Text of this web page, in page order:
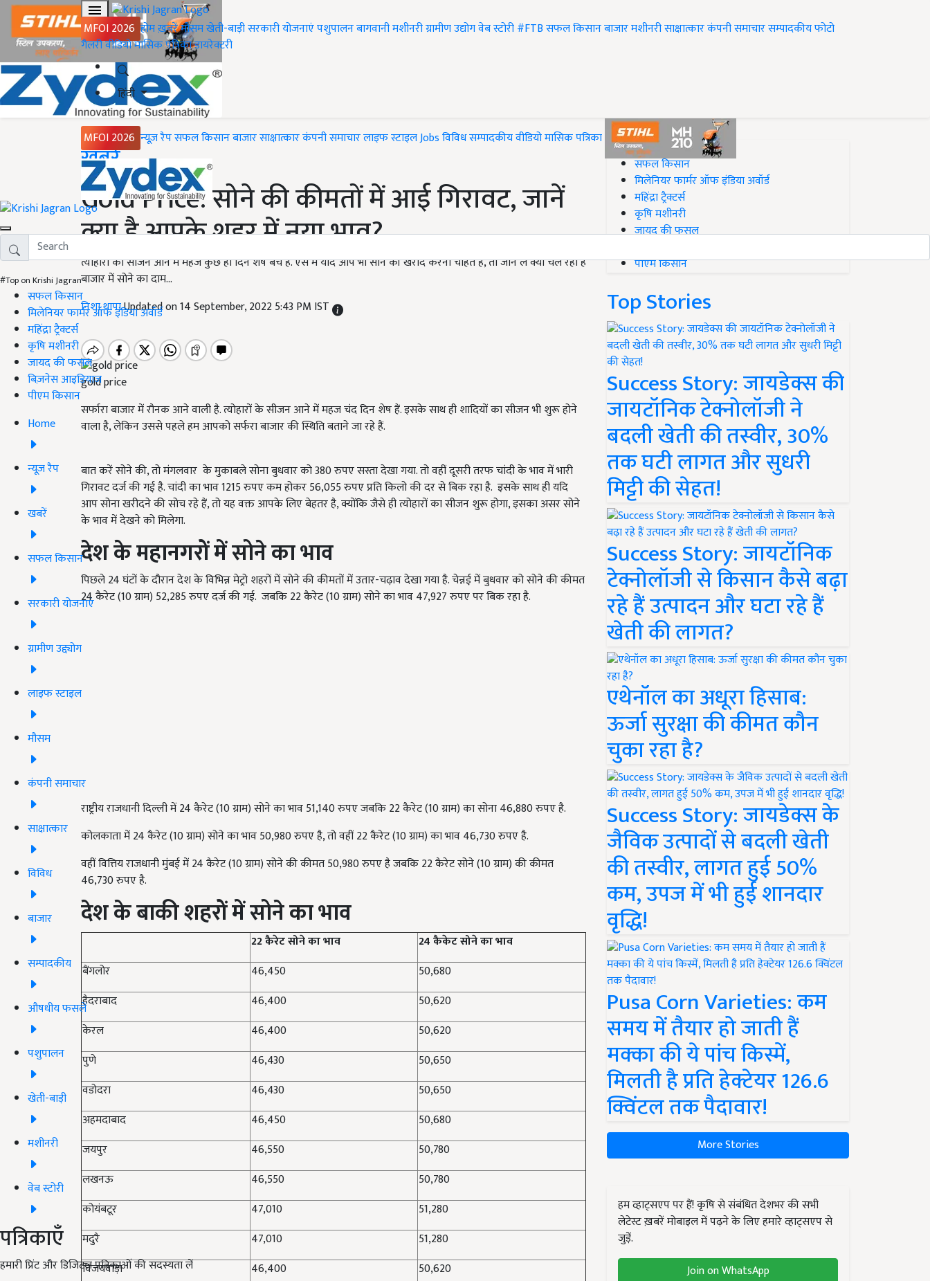
MFOI 2026 होमख़बरेंमौसमखेती-बाड़ीसरकारी योजनाएंपशुपालनबागवानीमशीनरीग्रामीण उद्योगवेब स्टोरी#FTBसफल किसानबाजारमशीनरीसाक्षात्कारकंपनी समाचारसम्पादकीयफोटो
गैलरीवीडियोमासिक पत्रिकाडायरेक्टरी
हिंदी
MFOI 2026 न्यूज़ रैपसफल किसानबाजारसाक्षात्कारकंपनी समाचारलाइफ स्टाइलJobsविविधसम्पादकीयवीडियोमासिक पत्रिका
#Top on Krishi Jagran
सफल किसान
मिलेनियर फार्मर ऑफ इंडिया अवॉर्ड
महिंद्रा ट्रैक्टर्स
कृषि मशीनरी
जायद की फसल
बिज़नेस आइडियाज
पीएम किसान
Home
न्यूज़ रैप
खबरें
सफल किसान
सरकारी योजनाएं
ग्रामीण उद्द्योग
लाइफ स्टाइल
मौसम
कंपनी समाचार
साक्षात्कार
विविध
बाजार
सम्पादकीय
औषधीय फसलें
पशुपालन
खेती-बाड़ी
मशीनरी
वेब स्टोरी
पत्रिकाएँ
हमारी प्रिंट और डिजिटल पत्रिकाओं की सदस्यता लें
Home
ख़बरें
Gold Price: सोने की कीमतों में आई गिरावट, जानें
क्या है आपके शहर में नया भाव?
त्योहारों का सीजन आने में महज कुछ ही दिन शेष बचे हैं. ऐसे में यदि आप भी सोने की खरीद करना चाहते हैं, तो जान लें क्या चल रहा है
बाजार में सोने का दाम...
निशा थापाUpdated on 14 September, 2022 5:43 PM IST
gold price
सर्फारा बाजार में रौनक आने वाली है. त्योहारों के सीजन आने में महज चंद दिन शेष हैं. इसके साथ ही शादियों का सीजन भी शुरू होने
वाला है, लेकिन उससे पहले हम आपको सर्फरा बाजार की स्थिति बताने जा रहे हैं.
बात करें सोने की, तो मंगलवार के मुकाबले सोना बुधवार को 380 रुपए सस्ता देखा गया. तो वहीं दूसरी तरफ चांदी के भाव में भारी
गिरावट दर्ज की गई है. चांदी का भाव 1215 रुपए कम होकर 56,055 रुपए प्रति किलो की दर से बिक रहा है. इसके साथ ही यदि
आप सोना खरीदने की सोच रहे हैं, तो यह वक्त आपके लिए बेहतर है, क्योंकि जैसे ही त्योहारों का सीजन शुरू होगा, इसका असर सोने
के भाव में देखने को मिलेगा.
देश के महानगरों में सोने का भाव
पिछले 24 घंटों के दौरान देश के विभिन्न मेट्रो शहरों में सोने की कीमतों में उतार-चढ़ाव देखा गया है. चेन्नई में बुधवार को सोने की कीमत
24 कैरेट (10 ग्राम) 52,285 रुपए दर्ज की गई. जबकि 22 कैरेट (10 ग्राम) सोने का भाव 47,927 रुपए पर बिक रहा है.
राष्ट्रीय राजधानी दिल्ली में 24 कैरेट (10 ग्राम) सोने का भाव 51,140 रुपए जबकि 22 कैरेट (10 ग्राम) का सोना 46,880 रुपए है.
कोलकाता में 24 कैरेट (10 ग्राम) सोने का भाव 50,980 रुपए है, तो वहीं 22 कैरेट (10 ग्राम) का भाव 46,730 रुपए है.
वहीं वित्तिय राजधानी मुंबई में 24 कैरेट (10 ग्राम) सोने की कीमत 50,980 रुपए है जबकि 22 कैरेट सोने (10 ग्राम) की कीमत
46,730 रुपए है.
देश के बाकी शहरों में सोने का भाव
22 कैरेटसोने का भाव
24 कैकेट सोने का भाव
बैंगलोर
46,450
50,680
हैदराबाद
46,400
50,620
केरल
46,400
50,620
पुणे
46,430
50,650
वडोदरा
46,430
50,650
अहमदाबाद
46,450
50,680
जयपुर
46,550
50,780
लखनऊ
46,550
50,780
कोयंबटूर
47,010
51,280
मदुरै
47,010
51,280
विजयवाड़ा
46,400
50,620
#Top on Krishi Jagran
सफल किसान
मिलेनियर फार्मर ऑफ इंडिया अवॉर्ड
महिंद्रा ट्रैक्टर्स
कृषि मशीनरी
जायद की फसल
पीएम किसान
Top Stories
Success Story: जायडेक्स की
जायटॉनिक टेक्नोलॉजी ने
बदली खेती की तस्वीर, 30%
तक घटी लागत और सुधरी
मिट्टी की सेहत!
Success Story: जायटॉनिक
टेक्नोलॉजी से किसान कैसे बढ़ा
रहे हैं उत्पादन और घटा रहे हैं
खेती की लागत?
एथेनॉल का अधूरा हिसाब:
ऊर्जा सुरक्षा की कीमत कौन
चुका रहा है?
Success Story: जायडेक्स के
जैविक उत्पादों से बदली खेती
की तस्वीर, लागत हुई 50%
कम, उपज में भी हुई शानदार
वृद्धि!
Pusa Corn Varieties: कम
समय में तैयार हो जाती हैं
मक्का की ये पांच किस्में,
मिलती है प्रति हेक्टेयर 126.6
क्विंटल तक पैदावार!
More Stories
हम व्हाट्सएप पर हैं! कृषि से संबंधित देशभर की सभी
लेटेस्ट ख़बरें मोबाइल में पढ़ने के लिए हमारे व्हाट्सएप से
जुड़ें.
Join on WhatsApp